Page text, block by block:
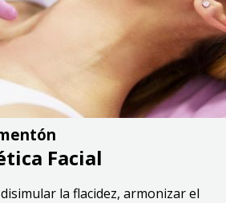
Facial
la flacidez, armonizar el